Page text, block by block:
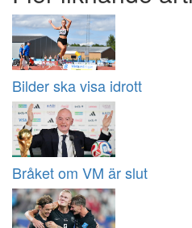
Bilder ska visa idrott
Bråket om VM är slut